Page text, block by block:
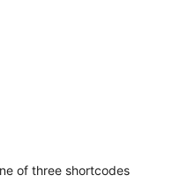
of three shortcodes